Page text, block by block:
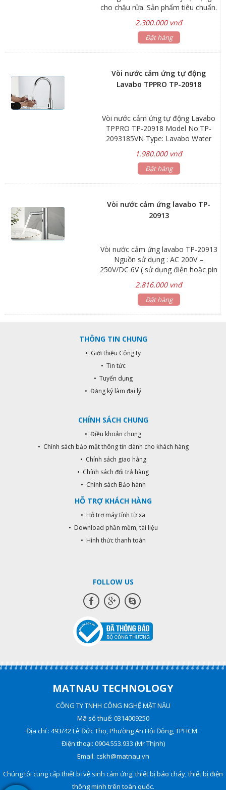
cho chậu rửa. Sản phẩm tiêu chuẩn.
điện cho phép hoạt động trong mọi
điều kiện. Thân vòi bằng đồng tiêu
Khoảng cách cảm ứng: 15cm Áp lực
cấp nước: 0,7 – 7,6 Kgf/cm2 Báo
hết pin: Đèn led chớp sáng 2
0,6 kg Bảo hành: 12 tháng
2.300.000 vnđ
Đặt hàng
Vòi nước cảm ứng tự động
Lavabo TPPRO TP-20918
Vòi nước cảm ứng tự động Lavabo
TPPRO TP-20918 Model No:TP-
2093185VN Type: Lavabo Water
Chroming Net Weight:2kg Gross
Weight:1.6kg Warranty:TOwneoYear
Power:AC/DC 6V, Battery 4x2A
Average Static Power Consumption:
<50ua Instant Dynamic Power
Distance:10cm - 15cm
1.980.000 vnđ
Đặt hàng
Vòi nước cảm ứng lavabo TP-
20913
Vòi nước cảm ứng lavabo TP-20913
Nguồn sử dụng : AC 200V –
250V/DC 6V ( sử dụng điện hoặc pin
cm Áp suất cho phép : 0.5 Bar – 8
Bar Nhiệt độ cho phép : < 45 độ C
2.816.000 vnđ
Đặt hàng
THÔNG TIN CHUNG
• Giới thiệu Công ty
• Tin tức
• Tuyển dụng
• Đăng ký làm đại lý
CHÍNH SÁCH CHUNG
• Điều khoản chung
• Chính sách bảo mật thông tin dành cho khách hàng
• Chính sách giao hàng
• Chính sách đổi trả hàng
• Chính sách Bảo hành
HỖ TRỢ KHÁCH HÀNG
• Hỗ trợ máy tính từ xa
• Download phần mềm, tài liệu
• Hình thức thanh toán
FOLLOW US
MATNAU TECHNOLOGY
CÔNG TY TNHH CÔNG NGHỆ MẶT NÂU
Mã số thuế: 0314009250
Địa chỉ : 493/42 Lê Đức Thọ, Phường An Hội Đông, TPHCM.
Điện thoại: 0904.553.933 (Mr Thịnh)
Email: cskh@matnau.vn
Chúng tôi cung cấp thiết bị vệ sinh cảm ứng, thiết bị báo cháy, thiết bị điện
thông minh trên toàn quốc.